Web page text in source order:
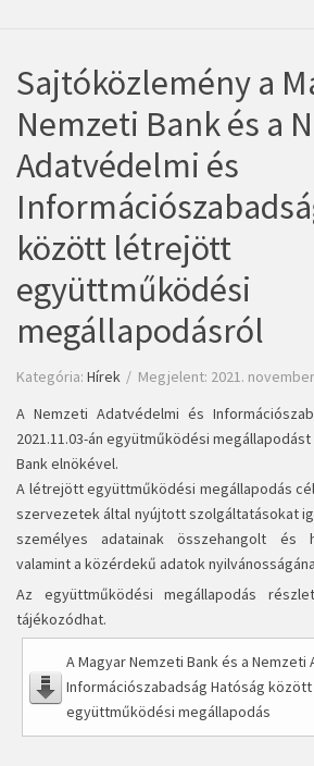
Sajtóközlemény a
Nemzeti Bank és a
Adatvédelmi és
között létrejött
együttműködési
megállapodásról
Kategória: Hírek
Megjelent: 2021.
A Nemzeti Adatvédelmi és
2021.11.03-án együtműködési
Bank elnökével.
A létrejött együttműködési megállapodás
szervezetek által nyújtott szolgáltatásokat
személyes adatainak összehangolt és
valamint a közérdekű adatok
Az együttműködési megállapodás
tájékozódhat.
A Magyar Nemzeti Bank és a
Információszabadság Hatóság
együttműködési megállapodás